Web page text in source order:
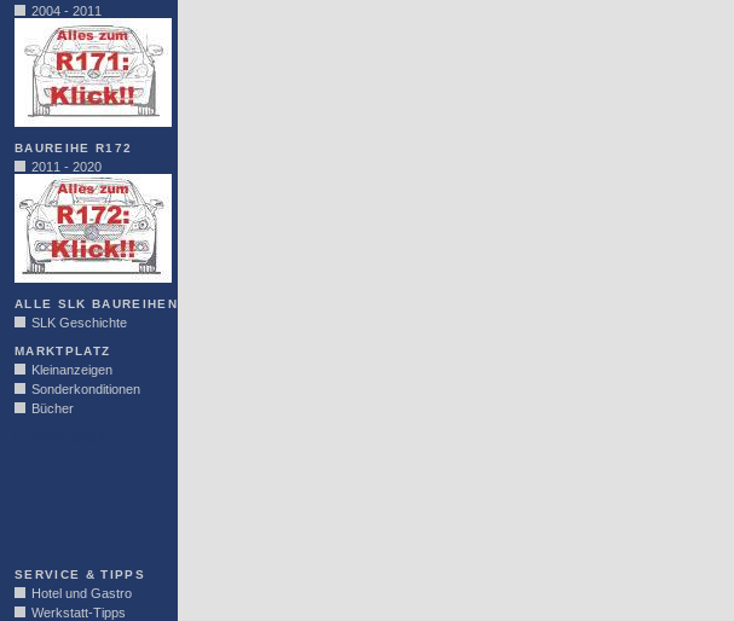
2004 - 2011
BAUREIHE R172
2011 - 2020
ALLE SLK BAUREIHEN
SLK Geschichte
MARKTPLATZ
Kleinanzeigen
Sonderkonditionen
Bücher
SERVICE & TIPPS
Hotel und Gastro
Werkstatt-Tipps